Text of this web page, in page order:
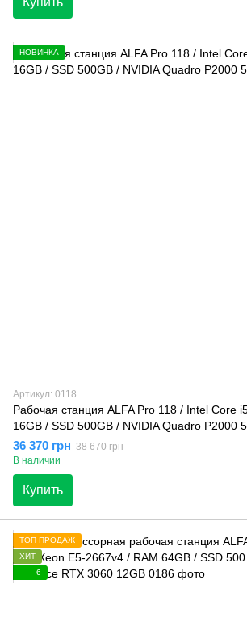
НОВИНКА
Артикул: 0118
Рабочая станция ALFA Pro 118 / Intel Core
16GB / SSD 500GB / NVIDIA Quadro P2000
36 370 грн 38 670 грн
В наличии
Купить
ТОП ПРОДАЖ
ХИТ
6